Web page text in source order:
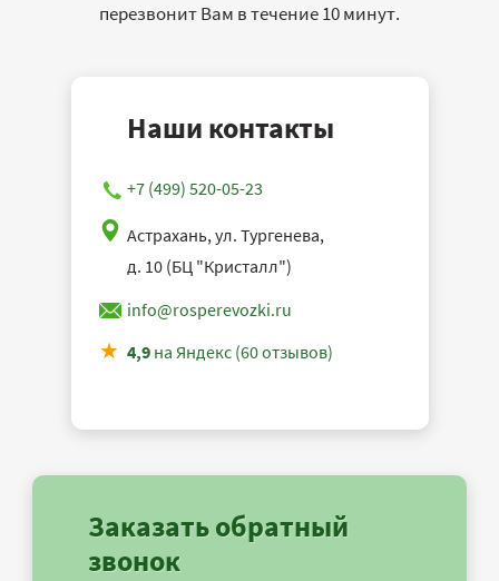
перезвонит Вам в течение 10 минут.
Наши контакты
+7 (499) 520-05-23
Астрахань, ул. Тургенева,
д. 10 (БЦ "Кристалл")
info@rosperevozki.ru
4,9на Яндекс (60 отзывов)
Заказать обратный
звонок